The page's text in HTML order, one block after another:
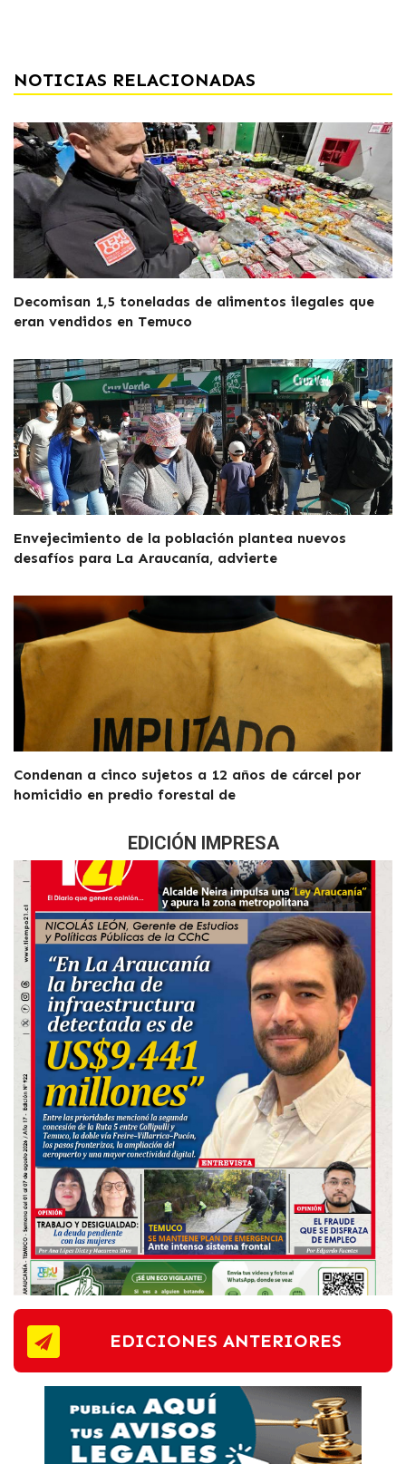
NOTICIAS RELACIONADAS
Decomisan 1,5 toneladas de alimentos ilegales que
eran vendidos en Temuco
Envejecimiento de la población plantea nuevos
desafíos para La Araucanía, advierte
Condenan a cinco sujetos a 12 años de cárcel por
homicidio en predio forestal de
EDICIÓN IMPRESA
EDICIONES ANTERIORES